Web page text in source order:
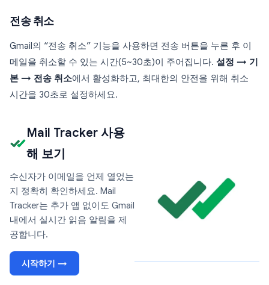
전송 취소
Gmail의 “전송 취소” 기능을 사용하면 전송 버튼을 누른 후 이
메일을 취소할 수 있는 시간(5~30초)이 주어집니다. 설정 → 기
본 → 전송 취소에서 활성화하고, 최대한의 안전을 위해 취소
시간을 30초로 설정하세요.
Mail Tracker 사용
해 보기
수신자가 이메일을 언제 열었는
지 정확히 확인하세요. Mail
Tracker는 추가 앱 없이도 Gmail
내에서 실시간 읽음 알림을 제
공합니다.
시작하기 →